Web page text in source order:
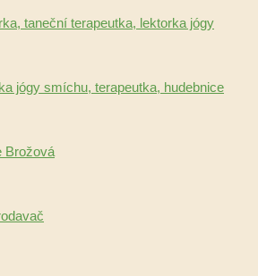
taneční terapeutka, lektorka jógy
jógy smíchu, terapeutka, hudebnice
Brožová